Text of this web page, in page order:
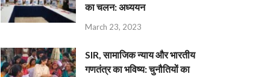
का चलन: अध्ययन
March 23, 2023
SIR, सामाजिक न्याय और भारतीय
गणतंत्र का भविष्य: चुनौतियों का